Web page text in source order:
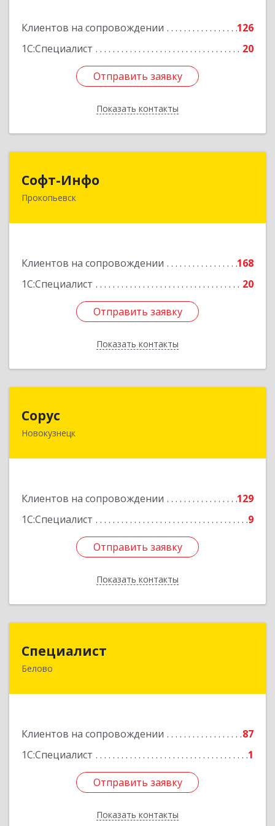
Клиентов на сопровождении
126
1С:Специалист
20
Отправить заявку
Показать контакты
Отправить заявку
Назад
Софт-Инфо
Прокопьевск
Клиентов на сопровождении
168
1С:Специалист
20
Отправить заявку
Показать контакты
653039, Кемеровская область - Кузбасс,
Подробнее
Отправить заявку
Назад
Сорус
Новокузнецк
Клиентов на сопровождении
129
1С:Специалист
9
Отправить заявку
Показать контакты
654005, Кемеровская область - Кузбасс,
Подробнее
Отправить заявку
Назад
Специалист
Белово
Клиентов на сопровождении
87
1С:Специалист
1
Отправить заявку
Показать контакты
Кемеровская обл, Белово г, Ленина ул, дом №
Отправить заявку
Назад